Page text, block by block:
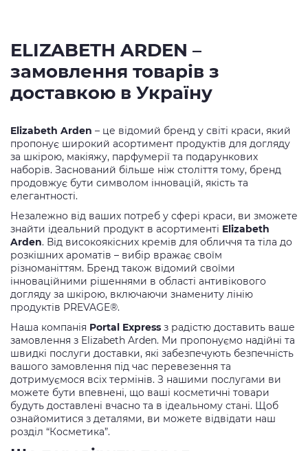
ELIZABETH ARDEN –
замовлення товарів з
доставкою в Україну
Elizabeth Arden – це відомий бренд у світі краси, який
пропонує широкий асортимент продуктів для догляду
за шкірою, макіяжу, парфумерії та подарункових
наборів. Заснований більше ніж століття тому, бренд
продовжує бути символом інновацій, якість та
елегантності.
Незалежно від ваших потреб у сфері краси, ви зможете
знайти ідеальний продукт в асортименті Elizabeth
Arden. Від високоякісних кремів для обличчя та тіла до
розкішних ароматів – вибір вражає своїм
різноманіттям. Бренд також відомий своїми
інноваційними рішеннями в області антивікового
догляду за шкірою, включаючи знамениту лінію
продуктів PREVAGE®.
Наша компанія Portal Express з радістю доставить ваше
замовлення з Elizabeth Arden. Ми пропонуємо надійні та
швидкі послуги доставки, які забезпечують безпечність
вашого замовлення під час перевезення та
дотримуємося всіх термінів. З нашими послугами ви
можете бути впевнені, що ваші косметичні товари
будуть доставлені вчасно та в ідеальному стані. Щоб
ознайомитися з деталями, ви можете відвідати наш
розділ “Косметика”.